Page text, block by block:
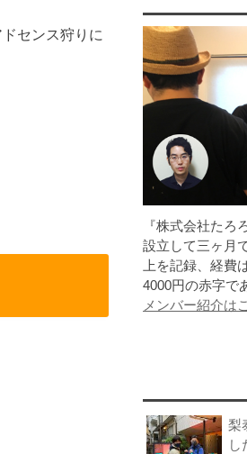
センス狩りに
『株式会社たろ
設立して三ヶ月
上を記録、経費
4000円の赤字で
メンバー紹介は
梨
し